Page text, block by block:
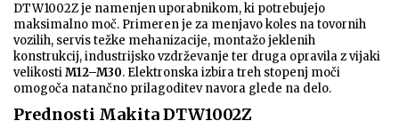
DTW1002Z je namenjen uporabnikom, ki potrebujejo
maksimalno moč. Primeren je za menjavo koles na tovornih
vozilih, servis težke mehanizacije, montažo jeklenih
konstrukcij, industrijsko vzdrževanje ter druga opravila z vijaki
velikostiM12–M30. Elektronska izbira treh stopenj moči
omogoča natančno prilagoditev navora glede na delo.
Prednosti Makita DTW1002Z